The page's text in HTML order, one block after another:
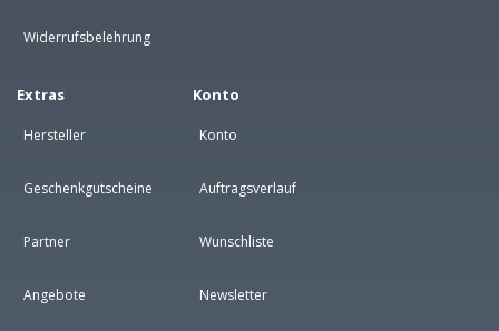
Widerrufsbelehrung
Extras
Hersteller
Geschenkgutscheine
Partner
Angebote
Konto
Konto
Auftragsverlauf
Wunschliste
Newsletter